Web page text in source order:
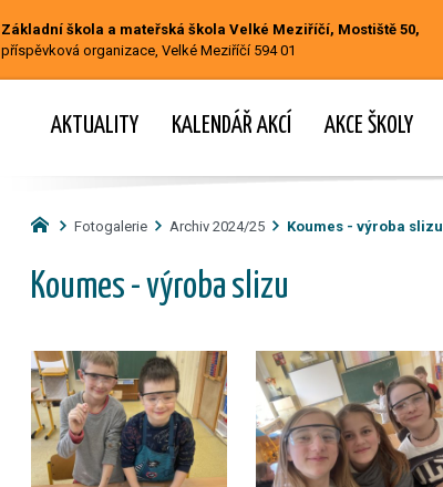
Základní škola a mateřská škola Velké Meziříčí, Mostiště 50,
příspěvková organizace, Velké Meziříčí 594 01
AKTUALITY KALENDÁŘ AKCÍ AKCE ŠKOLY
Fotogalerie Archiv 2024/25 Koumes - výroba slizu
Koumes - výroba slizu